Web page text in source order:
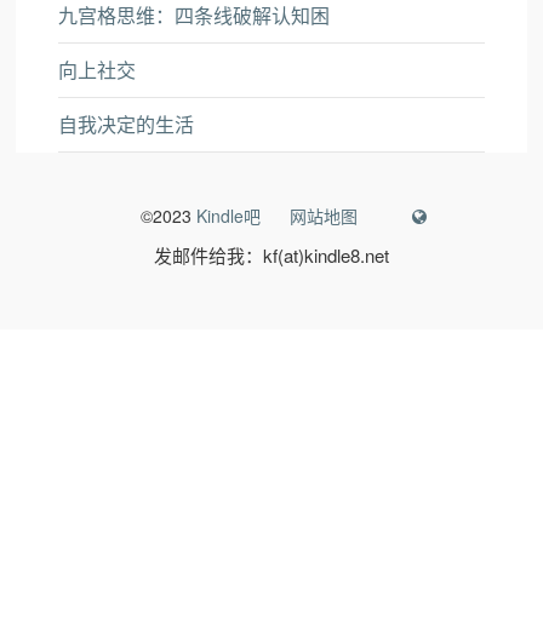
九宫格思维：四条线破解认知困
向上社交
自我决定的生活
©2023 Kindle吧 网站地图
发邮件给我：kf(at)kindle8.net